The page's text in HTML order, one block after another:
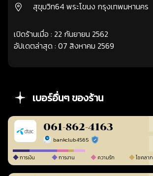
สุขุมวิท64 พระโขนง กรุงเทพมหานคร
เปิดร้านเมื่อ : 22 กันยายน 2562
อัปเดตล่าสุด : 07 สิงหาคม 2569
เบอร์อื่นๆ ของร้าน
061-862-4163
bankclub4565 ร้านยืนยันแล้ว
การเงิน การงาน ความรัก โชคลาภ